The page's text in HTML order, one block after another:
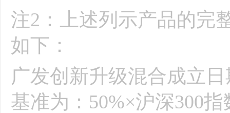
注2：上述列示产品的完
如下：
广发创新升级混合成立
基准为：50%×沪深300